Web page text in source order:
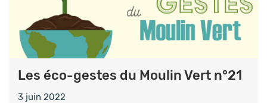
Les éco-gestes du Moulin Vert n°21
3 juin 2022